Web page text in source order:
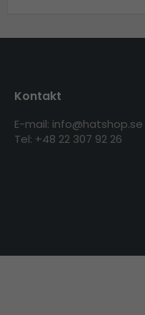
Kontakt
E-mail: info@hatshop.se
Tel: +48 22 307 92 26